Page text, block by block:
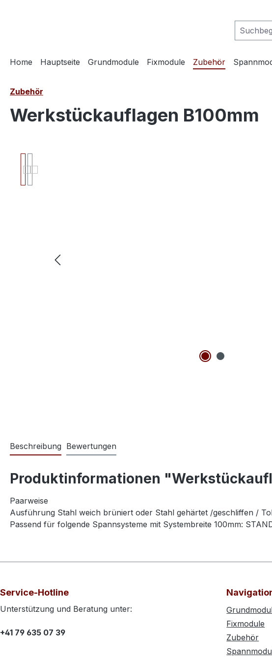
Home Hauptseite Grundmodule Fixmodule Zubehör
Zubehör
Werkstückauflagen B100mm
Beschreibung Bewertungen
Produktinformationen
Paarweise
Ausführung Stahl weich brüniert oder Stahl gehärtet /geschliffen /
Passend für folgende Spannsysteme mit Systembreite 100mm:
Service-Hotline
Unterstützung und Beratung unter:
+41 79 635 07 39
Fixmodule
Zubehör